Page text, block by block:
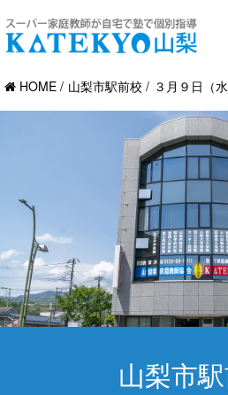
HOME 山梨市駅前校 ３月９日（
山梨市